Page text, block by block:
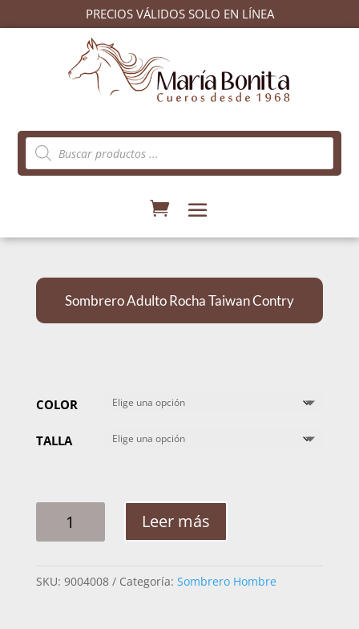
PRECIOS VÁLIDOS SOLO EN LÍNEA
Búsqueda
de
productos
Sombrero Adulto Rocha Taiwan Contry
COLOR
TALLA
ADULTO
CONTRY
Leer más
SKU: 9004008 Categoría: Sombrero Hombre